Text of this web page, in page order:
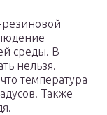
среды. В
нельзя.
температура
Также